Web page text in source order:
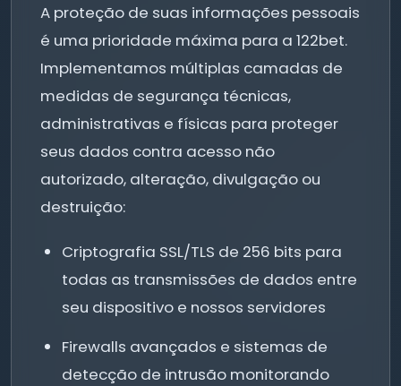
A proteção de suas informações pessoais
é uma prioridade máxima para a 122bet.
Implementamos múltiplas camadas de
medidas de segurança técnicas,
administrativas e físicas para proteger
seus dados contra acesso não
autorizado, alteração, divulgação ou
destruição:
Criptografia SSL/TLS de 256 bits para
todas as transmissões de dados entre
seu dispositivo e nossos servidores
Firewalls avançados e sistemas de
detecção de intrusão monitorando